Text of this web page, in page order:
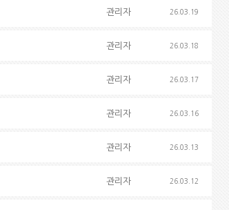
관리자 26.03.19
관리자 26.03.18
관리자 26.03.17
관리자 26.03.16
관리자 26.03.13
관리자 26.03.12